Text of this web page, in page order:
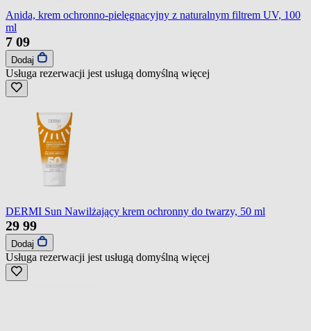
Anida, krem ochronno-pielęgnacyjny z naturalnym filtrem UV, 100
ml
7 09
Dodaj
Usługa rezerwacji jest usługą domyślną więcej
DERMI Sun Nawilżający krem ochronny do twarzy, 50 ml
29 99
Dodaj
Usługa rezerwacji jest usługą domyślną więcej